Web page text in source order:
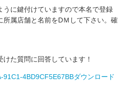
に鍵付けていますので本名で登録
所属店舗と名前をDＭして下さい。確
た質問に回答しています！
4BD9CF5E67BBダウンロード